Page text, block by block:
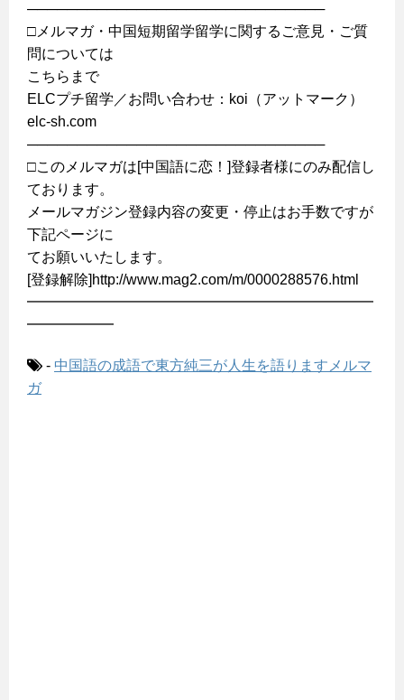
──────────────────────────────
□メルマガ・中国短期留学留学に関するご意見・ご質
問については
こちらまで
ELCプチ留学／お問い合わせ：koi（アットマーク）
elc-sh.com
──────────────────────────────
□このメルマガは[中国語に恋！]登録者様にのみ配信し
ております。
メールマガジン登録内容の変更・停止はお手数ですが
下記ページに
てお願いいたします。
[登録解除]http://www.mag2.com/m/0000288576.html
━━━━━━━━━━━━━━━━━━━━━━━━
━━━━━━
- 中国語の成語で東方純三が人生を語りますメルマ
ガ